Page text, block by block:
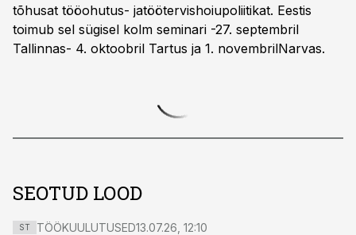
tõhusat tööohutus- jatöötervishoiupoliitikat. Eestis
toimub sel sügisel kolm seminari -27. septembril
Tallinnas- 4. oktoobril Tartus ja 1. novembrilNarvas.
SEOTUD LOOD
ST TÖÖKUULUTUSED13.07.26, 12:10